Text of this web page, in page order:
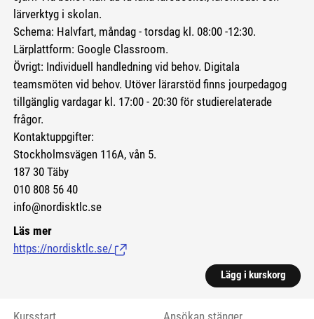
lärverktyg i skolan.
Schema: Halvfart, måndag - torsdag kl. 08:00 -12:30.
Lärplattform: Google Classroom.
Övrigt: Individuell handledning vid behov. Digitala
teamsmöten vid behov. Utöver lärarstöd finns jourpedagog
tillgänglig vardagar kl. 17:00 - 20:30 för studierelaterade
frågor.
Kontaktuppgifter:
Stockholmsvägen 116A, vån 5.
187 30 Täby
010 808 56 40
info@nordisktlc.se
Läs mer
https://nordisktlc.se/ (Länk till extern sida.)
Lägg i kurskorg